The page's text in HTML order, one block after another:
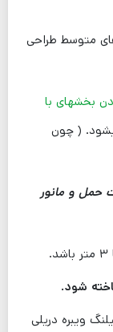
متوسط طراحی
بخشهای با
( چون
حمل و مانور
شود.
ویبره دریلی